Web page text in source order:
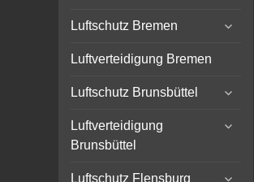
Luftschutz Bremen
expand
Luftverteidigung Bremen
Luftschutz Brunsbüttel
expand
menu
Luftverteidigung
Brunsbüttel
expand
Luftschutz Flensburg expand